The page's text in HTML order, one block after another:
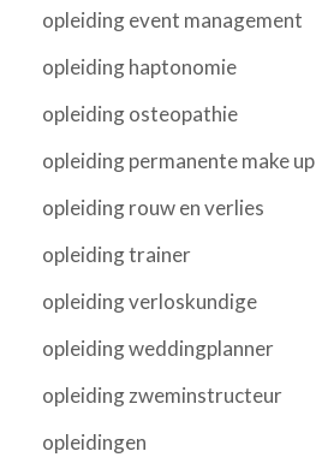
opleiding event management
opleiding haptonomie
opleiding osteopathie
opleiding permanente make up
opleiding rouw en verlies
opleiding trainer
opleiding verloskundige
opleiding weddingplanner
opleiding zweminstructeur
opleidingen